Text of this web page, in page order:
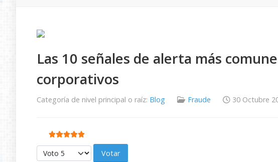
Las 10 señales de alerta más
corporativos
Categoría de nivel principal o raíz: Blog Fraude 30 Octubre
Ratio:5/5
Por favor, vote